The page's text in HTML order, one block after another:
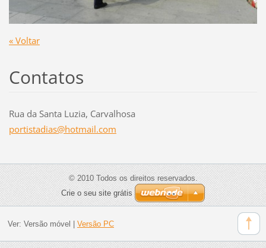
« Voltar
Contatos
Rua da Santa Luzia, Carvalhosa
portistadias@hotmail.com
© 2010 Todos os direitos reservados.
Crie o seu site grátis
Ver: Versão móvel Versão PC